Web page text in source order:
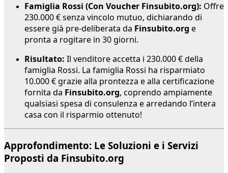
Famiglia Rossi (Con Voucher Finsubito.org): Offre
230.000 € senza vincolo mutuo, dichiarando di
essere già pre-deliberata da Finsubito.org e
pronta a rogitare in 30 giorni.
Risultato: Il venditore accetta i 230.000 € della
famiglia Rossi. La famiglia Rossi ha risparmiato
10.000 € grazie alla prontezza e alla certificazione
fornita da Finsubito.org, coprendo ampiamente
qualsiasi spesa di consulenza e arredando l’intera
casa con il risparmio ottenuto!
Approfondimento: Le Soluzioni e i Servizi
Proposti da Finsubito.org